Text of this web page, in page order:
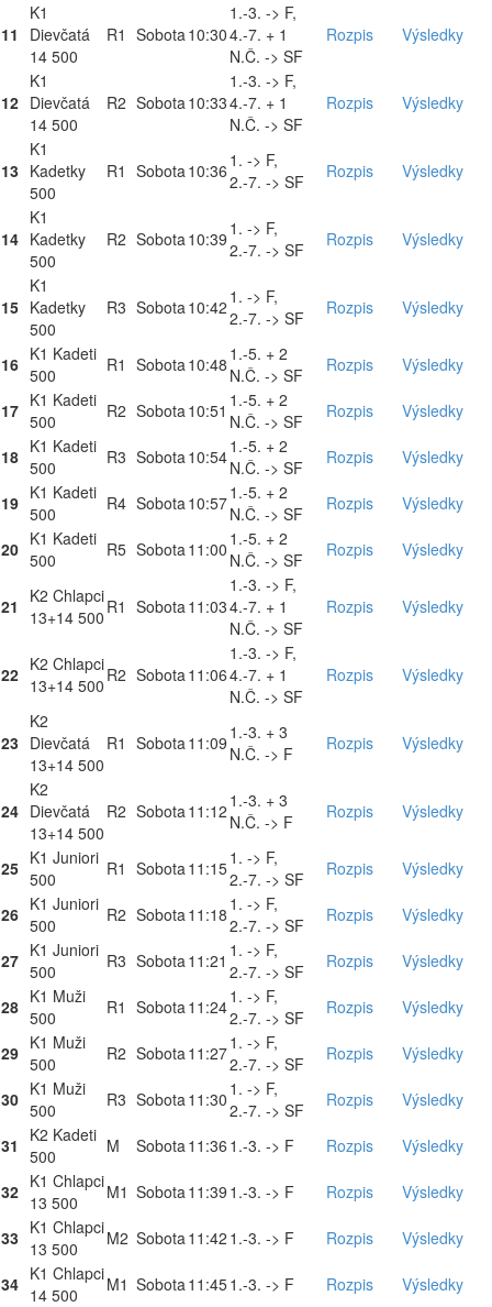
11
K1
Dievčatá
14 500
R1 Sobota10:30
1.-3. -> F,
4.-7. + 1
N.Č. -> SF
Rozpis Výsledky
12
K1
Dievčatá
14 500
R2 Sobota10:33
1.-3. -> F,
4.-7. + 1
N.Č. -> SF
Rozpis Výsledky
13
K1
Kadetky
500
R1 Sobota10:36 1. -> F,
2.-7. -> SF
Rozpis Výsledky
14
K1
Kadetky
500
R2 Sobota10:39 1. -> F,
2.-7. -> SF
Rozpis Výsledky
15
K1
Kadetky
500
R3 Sobota10:42 1. -> F,
2.-7. -> SF
Rozpis Výsledky
16 K1 Kadeti
500
R1 Sobota10:48 1.-5. + 2
N.Č. -> SF
Rozpis Výsledky
17 K1 Kadeti
500
R2 Sobota10:51 1.-5. + 2
N.Č. -> SF
Rozpis Výsledky
18 K1 Kadeti
500
R3 Sobota10:541.-5. + 2
N.Č. -> SF
Rozpis Výsledky
19 K1 Kadeti
500
R4 Sobota10:571.-5. + 2
N.Č. -> SF
Rozpis Výsledky
20 K1 Kadeti
500
R5 Sobota11:00 1.-5. + 2
N.Č. -> SF
Rozpis Výsledky
21
K2 Chlapci
13+14 500 R1 Sobota11:03
1.-3. -> F,
4.-7. + 1
N.Č. -> SF
Rozpis Výsledky
22 K2 Chlapci
13+14 500 R2 Sobota11:06
1.-3. -> F,
4.-7. + 1
N.Č. -> SF
Rozpis Výsledky
23
K2
Dievčatá
13+14 500
R1 Sobota11:09 1.-3. + 3
N.Č. -> F
Rozpis Výsledky
24
K2
Dievčatá
13+14 500
R2 Sobota11:12 1.-3. + 3
N.Č. -> F
Rozpis Výsledky
25 K1 Juniori
500
R1 Sobota11:151. -> F,
2.-7. -> SF
Rozpis Výsledky
26 K1 Juniori
500
R2 Sobota11:18 1. -> F,
2.-7. -> SF
Rozpis Výsledky
27 K1 Juniori
500
R3 Sobota11:21 1. -> F,
2.-7. -> SF
Rozpis Výsledky
28 K1 Muži
500
R1 Sobota11:241. -> F,
2.-7. -> SF
Rozpis Výsledky
29 K1 Muži
500
R2 Sobota11:271. -> F,
2.-7. -> SF
Rozpis Výsledky
30 K1 Muži
500
R3 Sobota11:30 1. -> F,
2.-7. -> SF
Rozpis Výsledky
31
K2 Kadeti
500
M Sobota11:36 1.-3. -> F Rozpis Výsledky
32 K1 Chlapci
13 500
M1 Sobota11:39 1.-3. -> F Rozpis Výsledky
33 K1 Chlapci
13 500
M2 Sobota11:42 1.-3. -> F Rozpis Výsledky
34 K1 Chlapci
14 500
M1 Sobota11:451.-3. -> F Rozpis Výsledky